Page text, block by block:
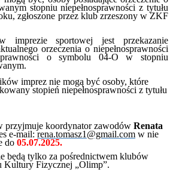
stopniu niepełnosprawności z tytułu
zgłoszone przez klub zrzeszony w ZKF
imprezie sportowej jest przekazanie
orzeczenia o niepełnosprawności
o symbolu 04-O w stopniu
imprez nie mogą być osoby, które
stopień niepełnosprawności z tytułu
przyjmuje koordynator zawodów Renata
e-mail:rena.tomasz1@gmail.com w nie
do 05.07.2025.
będą tylko za pośrednictwem klubów
Kultury Fizycznej „Olimp”.